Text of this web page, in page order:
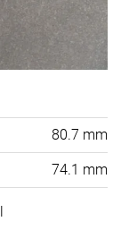
80.7 mm
74.1 mm